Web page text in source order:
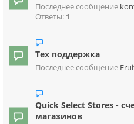
Последнее сообщение
Ответы: 1
Тех поддержка
Последнее сообщение
Quick Select Stores -
магазинов